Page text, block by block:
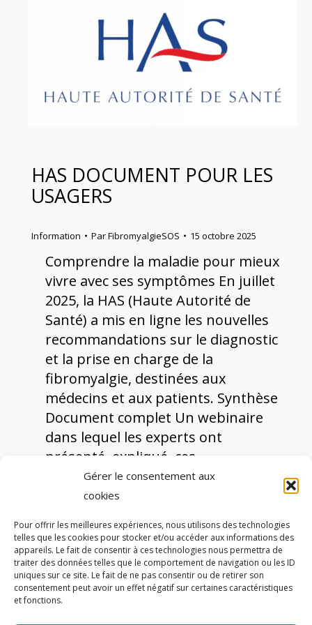
Gérer le consentement aux
cookies
Pour offrir les meilleures expériences, nous utilisons des technologies
telles que les cookies pour stocker et/ou accéder aux informations des
appareils. Le fait de consentir à ces technologies nous permettra de
traiter des données telles que le comportement de navigation ou les ID
uniques sur ce site. Le fait de ne pas consentir ou de retirer son
consentement peut avoir un effet négatif sur certaines caractéristiques
et fonctions.
HAS DOCUMENT POUR LES
USAGERS
Information ParFibromyalgieSOS 15 octobre 2025
Comprendre la maladie pour mieux
vivre avec ses symptômes En juillet
2025, la HAS (Haute Autorité de
Santé) a mis en ligne les nouvelles
recommandations sur le diagnostic
et la prise en charge de la
fibromyalgie, destinées aux
médecins et aux patients. Synthèse
Document complet Un webinaire
dans lequel les experts ont
présenté, expliqué, ces
recommandations,…
Autres partenaires